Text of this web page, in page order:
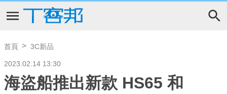
首頁 3C新品
2023.02.14 13:30
海盜船推出新款 HS65 和